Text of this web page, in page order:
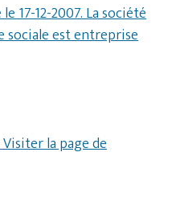
17-12-2007. La société
sociale est entreprise
Visiter la page de